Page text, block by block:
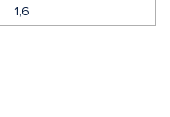
1,6